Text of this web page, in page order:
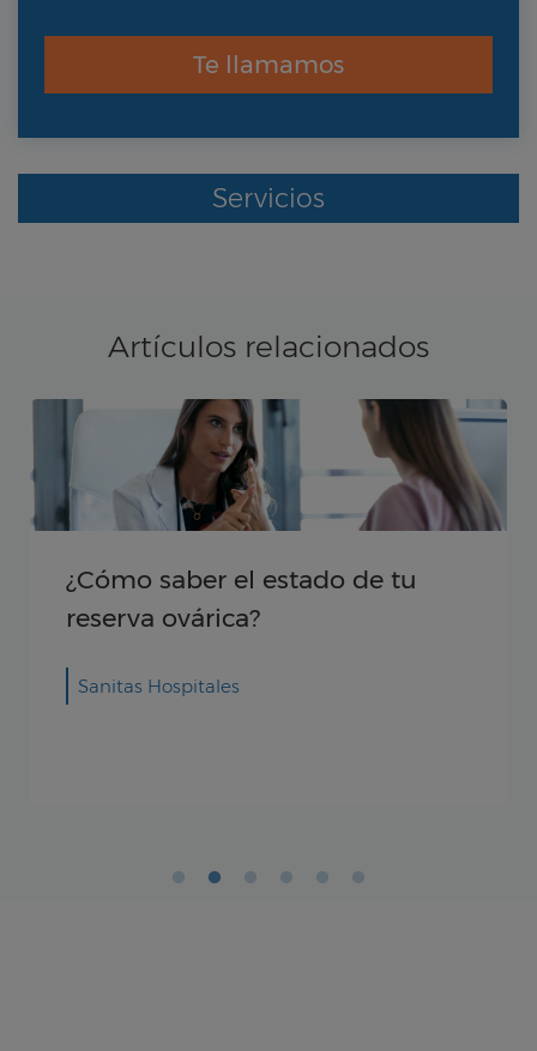
Te llamamos
Servicios
Artículos relacionados
¿Cómo saber el estado de tu
reserva ovárica?
Sanitas Hospitales